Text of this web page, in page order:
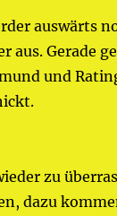
auswärts
aus. Gerade
und
zu
dazu